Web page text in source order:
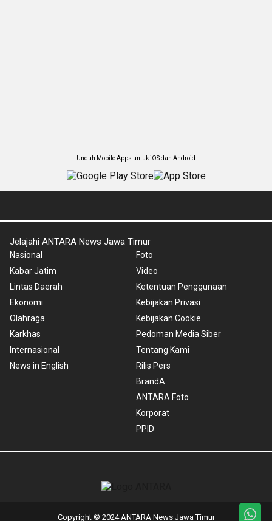
Unduh Mobile Apps untuk iOS dan Android
Jelajahi ANTARA News Jawa Timur
Nasional
Kabar Jatim
Lintas Daerah
Ekonomi
Olahraga
Karkhas
Internasional
News in English
Foto
Video
Ketentuan Penggunaan
Kebijakan Privasi
Kebijakan Cookie
Pedoman Media Siber
Tentang Kami
Rilis Pers
BrandA
ANTARA Foto
Korporat
PPID
Copyright © 2024 ANTARA News Jawa Timur